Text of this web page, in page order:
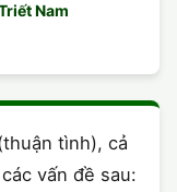
Nam
tình), cả
vấn đề sau: